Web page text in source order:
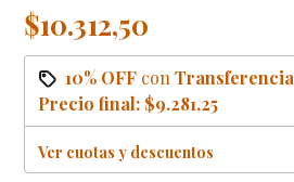
$10.312,50
10% OFF conTransferencia
Precio final: $9.281,25
Ver cuotas y descuentos